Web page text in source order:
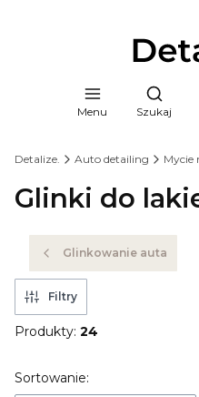
Menu
Otwórz
Szukaj
Detalize. Auto detailing Mycie
Glinki do
Glinkowanie auta
Filtry
Produkty: 24
Lista
Sortowanie: